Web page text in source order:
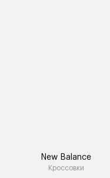
New Balance
Кроссовки